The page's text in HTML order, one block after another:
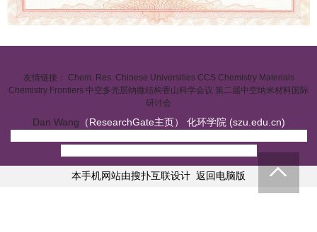
友情链接： Chem. Res. Chinese Universities CCS Chemistry Materials
Chemistry Frontiers 中空多壳层纳微结构香山科学会议 第二届中空纳米材料国际
研讨会
Dan Wang （ResearchGate主页） 化环学院 (szu.edu.cn)
本手机网站由搜扑互联设计 返回电脑版